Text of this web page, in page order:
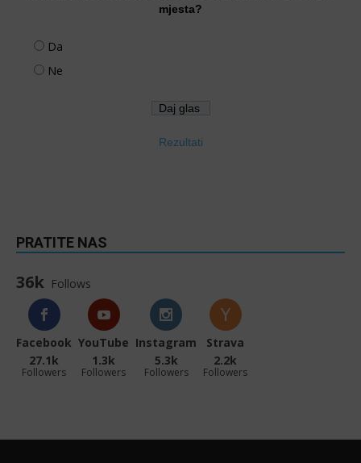
mjesta?
Da
Ne
Rezultati
PRATITE NAS
36k Follows
Facebook
27.1k
Followers
YouTube
1.3k
Followers
Instagram
5.3k
Followers
Strava
2.2k
Followers